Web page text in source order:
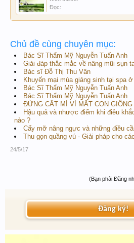
Đọc:
Chủ đề cùng chuyên mục:
Bác Sĩ Thẩm Mỹ Nguyễn Tuấn Anh
Giải đáp thắc mắc về nâng mũi sụn
Bác sĩ Đỗ Thị Thu Vân
Khuyến mại mùa giáng sinh tại spa ở
Bác Sĩ Thẩm Mỹ Nguyễn Tuấn Anh
Bác Sĩ Thẩm Mỹ Nguyễn Tuấn Anh
ĐỪNG CẮT MÍ VÌ MẮT CON
Hậu quả và nhược điểm khi điêu
nào ?
Cấy mỡ nâng ngực và những điều
Thu gọn quầng vú - Giải pháp cho
24/5/17
(Bạn phải Đăng
Đăng ký!